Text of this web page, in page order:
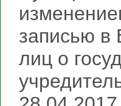
записью в
лиц о